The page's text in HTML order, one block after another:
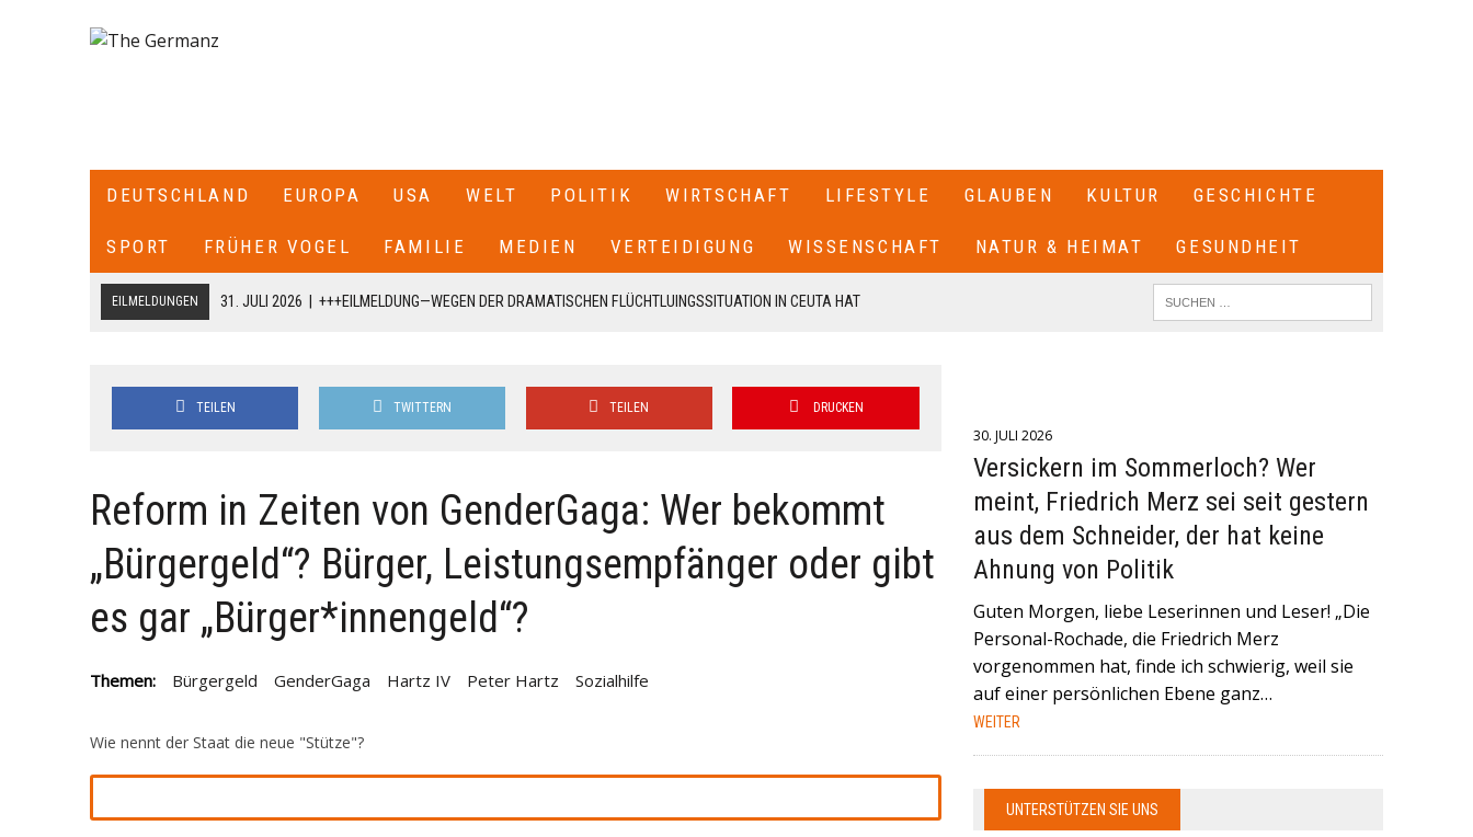
DEUTSCHLAND EUROPA USA WELT POLITIK WIRTSCHAFT LIFESTYLE GLAUBEN KULTUR GESCHICHTE
SPORT FRÜHER VOGEL FAMILIE MEDIEN VERTEIDIGUNG WISSENSCHAFT NATUR & HEIMAT GESUNDHEIT
EILMELDUNGEN 31. JULI 2026
+++EILMELDUNG—WEGEN DER DRAMATISCHEN FLÜCHTLUINGSSITUATION IN CEUTA HAT
FRAKTION SCHREIBT ER: „ICH HABE DIE PARTEIVORSITZENDEN VON CDU UND CSU, FRIEDRICH MERZ UND MARKUS SÖDER,
6. JULI 2026
+++NORWEGEN (GEGEN BRASILIEN) UND ENGLAND (GEGEN MEXIKO) HABEN IN DER VERGANGENEN NACHT
FULMINANTE WM-SIEGE EINGEFAHREN UND TREFFEN AM SAMSTAG IN MIAMI ZUM VIERTELFINALE AUFEINANDER+++
29. MAI 2026
+++DER ROCKMUSIKER UDO LINDENBERG IST HEUTE IN EIN HAMBURGER KRANKENHAUS EINGELIEFERT
WORDEN+++KONZERTE SIND ABGESAGT+++
TEILEN TWITTERN TEILEN DRUCKEN
Reform in Zeiten von GenderGaga: Wer bekommt
„Bürgergeld“? Bürger, Leistungsempfänger oder gibt
es gar „Bürger*innengeld“?
Themen: Bürgergeld GenderGaga Hartz IV Peter Hartz Sozialhilfe
Wie nennt der Staat die neue "Stütze"?
30. JULI 2026
Versickern im Sommerloch? Wer
meint, Friedrich Merz sei seit gestern
aus dem Schneider, der hat keine
Ahnung von Politik
Guten Morgen, liebe Leserinnen und Leser! „Die
Personal-Rochade, die Friedrich Merz
vorgenommen hat, finde ich schwierig, weil sie
auf einer persönlichen Ebene ganz…
WEITER
UNTERSTÜTZEN SIE UNS